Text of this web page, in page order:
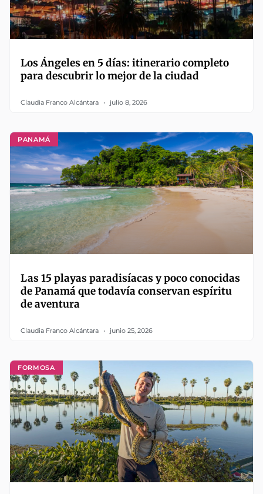
Los Ángeles en 5 días: itinerario completo
para descubrir lo mejor de la ciudad
Claudia Franco Alcántara julio 8, 2026
PANAMÁ
Las 15 playas paradisíacas y poco conocidas
de Panamá que todavía conservan espíritu
de aventura
Claudia Franco Alcántara junio 25, 2026
FORMOSA